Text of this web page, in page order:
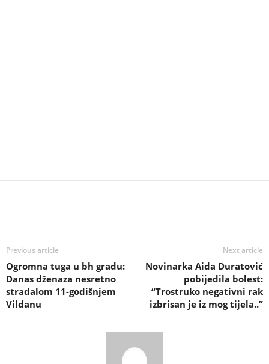
Previous article
Ogromna tuga u bh gradu:
Danas dženaza nesretno
stradalom 11-godišnjem
Vildanu
Next article
Novinarka Aida Duratović
pobijedila bolest:
“Trostruko negativni rak
izbrisan je iz mog tijela..”